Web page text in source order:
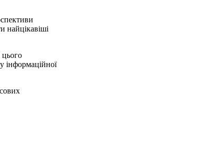
найцікавіші
цього
інформаційної